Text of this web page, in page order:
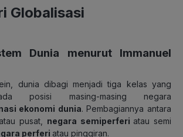
Globalisasi
Dunia menurut Immanuel
dunia dibagi menjadi tiga kelas yang
posisi masing-masing negara
ekonomi dunia. Pembagiannya antara
atau pusat, negara semiperferi atau semi
perferi atau pinggiran.